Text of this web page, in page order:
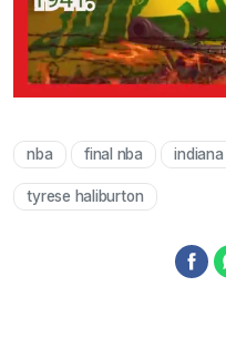
nba final nba
tyrese haliburton